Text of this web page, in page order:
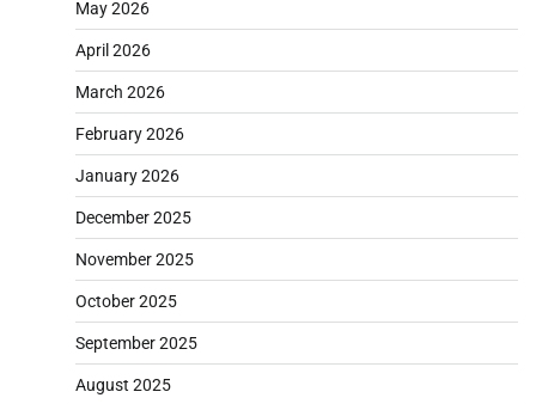
May 2026
April 2026
March 2026
February 2026
January 2026
December 2025
November 2025
October 2025
September 2025
August 2025